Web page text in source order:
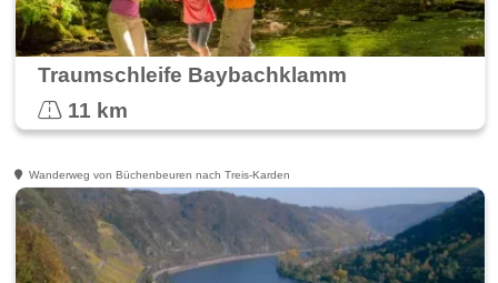
Traumschleife Baybachklamm
11 km
Wanderweg von Büchenbeuren nach Treis-Karden